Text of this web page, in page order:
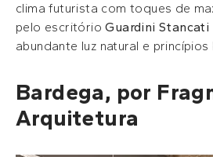
clima futurista com toques de
pelo escritórioGuardini Stancati
abundante luz natural e
Bardega, por
Arquitetura